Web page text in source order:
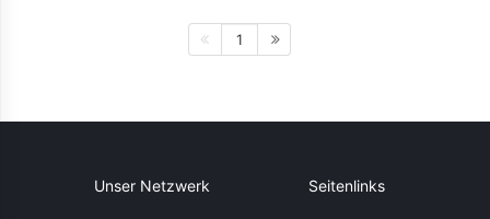
1
Unser Netzwerk Seitenlinks